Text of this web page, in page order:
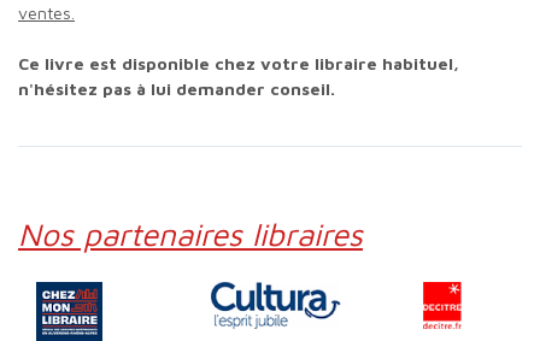
ventes.
Ce livre est disponible chez votre libraire habituel,
n'hésitez pas à lui demander conseil.
Nos partenaires libraires